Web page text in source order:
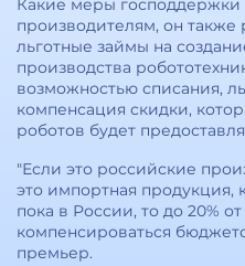
Какие меры господдержки
производителям, он также
льготные займы на
производства
возможностью списания,
компенсация скидки,
роботов будет
"Если это российские
это импортная продукция,
пока в России, то до 20%
компенсироваться
премьер.